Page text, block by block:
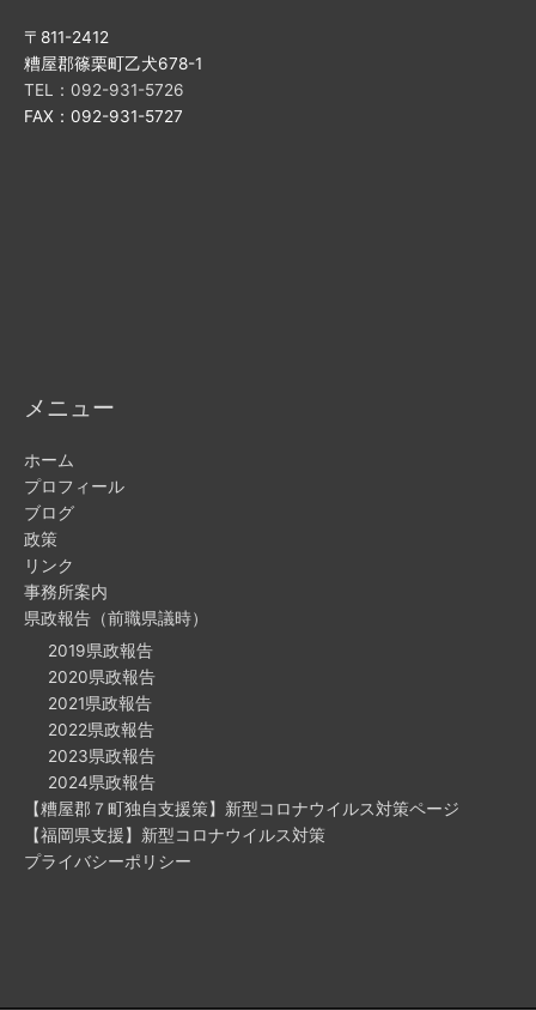
〒811-2412
糟屋郡篠栗町乙犬678-1
TEL：092-931-5726
FAX：092-931-5727
メニュー
ホーム
プロフィール
ブログ
政策
リンク
事務所案内
県政報告（前職県議時）
2019県政報告
2020県政報告
2021県政報告
2022県政報告
2023県政報告
2024県政報告
【糟屋郡７町独自支援策】新型コロナウイルス対策ページ
【福岡県支援】新型コロナウイルス対策
プライバシーポリシー